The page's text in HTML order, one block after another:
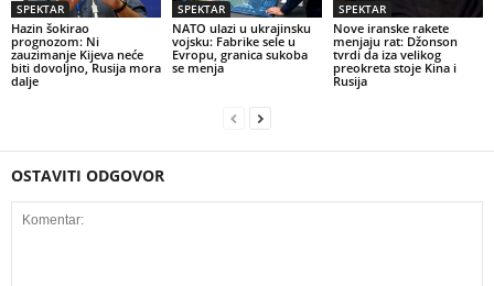
SPEKTAR
Hazin šokirao
prognozom: Ni
zauzimanje Kijeva neće
biti dovoljno, Rusija mora
dalje
SPEKTAR
NATO ulazi u ukrajinsku
vojsku: Fabrike sele u
Evropu, granica sukoba
se menja
SPEKTAR
Nove iranske rakete
menjaju rat: Džonson
tvrdi da iza velikog
preokreta stoje Kina i
Rusija
OSTAVITI ODGOVOR